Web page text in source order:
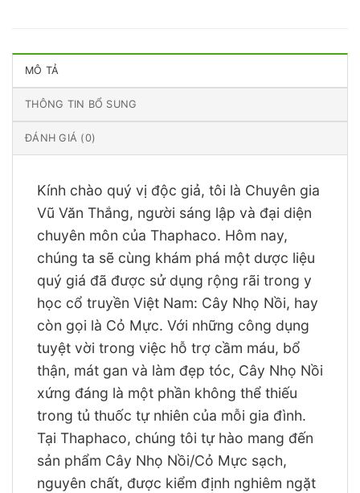
MÔ TẢ
THÔNG TIN BỔ SUNG
ĐÁNH GIÁ (0)
Kính chào quý vị độc giả, tôi là Chuyên gia
Vũ Văn Thắng, người sáng lập và đại diện
chuyên môn của Thaphaco. Hôm nay,
chúng ta sẽ cùng khám phá một dược liệu
quý giá đã được sử dụng rộng rãi trong y
học cổ truyền Việt Nam: Cây Nhọ Nồi, hay
còn gọi là Cỏ Mực. Với những công dụng
tuyệt vời trong việc hỗ trợ cầm máu, bổ
thận, mát gan và làm đẹp tóc, Cây Nhọ Nồi
xứng đáng là một phần không thể thiếu
trong tủ thuốc tự nhiên của mỗi gia đình.
Tại Thaphaco, chúng tôi tự hào mang đến
sản phẩm Cây Nhọ Nồi/Cỏ Mực sạch,
nguyên chất, được kiểm định nghiêm ngặt